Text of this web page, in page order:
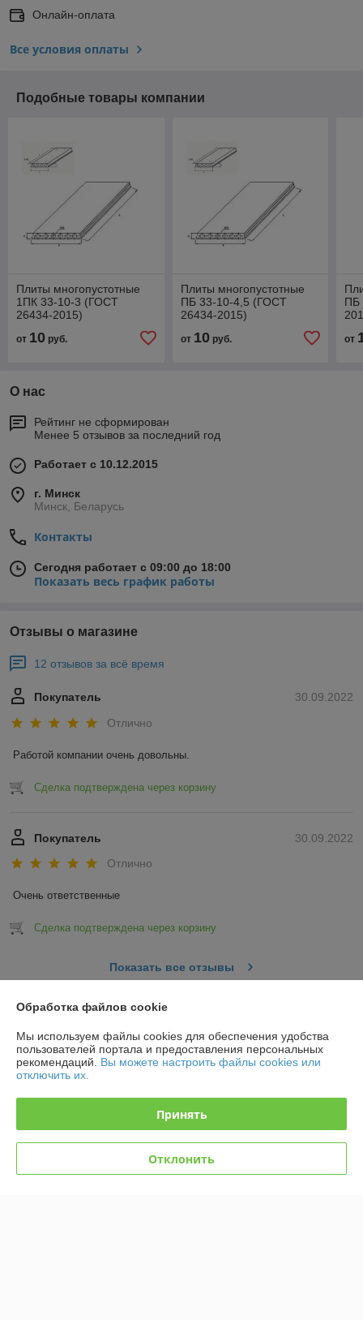
Онлайн-оплата
Все условия оплаты
Подобные товары компании
Плиты многопустотные
1ПК 33-10-3 (ГОСТ
26434-2015)
от 10 руб.
Плиты многопустотные
ПБ 33-10-4,5 (ГОСТ
26434-2015)
от 10руб.
ПБ
от
О нас
Рейтинг не сформирован
Менее 5 отзывов за последний год
Работает с 10.12.2015
г. Минск
Минск, Беларусь
Контакты
Сегодня работает с 09:00 до 18:00
Показать весь график работы
Отзывы о магазине
12 отзывов за всё время
30.09.2022
Покупатель
Отлично
Работой компании очень довольны.
Сделка подтверждена через корзину
30.09.2022
Покупатель
Отлично
Очень ответственные
Сделка подтверждена через корзину
Показать все отзывы
Контакты
Доставка и оплата
Полная версия сайта
Обработка файлов cookie
Мы используем файлы cookies для обеспечения удобства
пользователей портала и предоставления персональных
рекомендаций. Вы можете настроить файлы cookies или
отключить их.
Принять
Отклонить